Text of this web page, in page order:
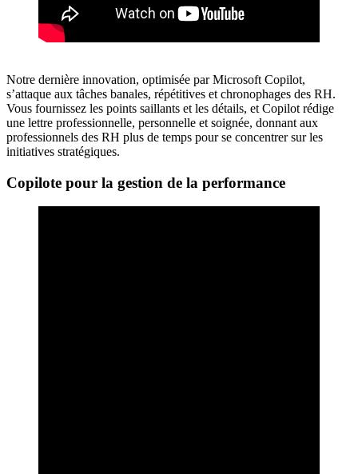
Notre dernière innovation, optimisée par Microsoft Copilot,
s’attaque aux tâches banales, répétitives et chronophages des RH.
Vous fournissez les points saillants et les détails, et Copilot rédige
une lettre professionnelle, personnelle et soignée, donnant aux
professionnels des RH plus de temps pour se concentrer sur les
initiatives stratégiques.
Copilote pour la gestion de la performance